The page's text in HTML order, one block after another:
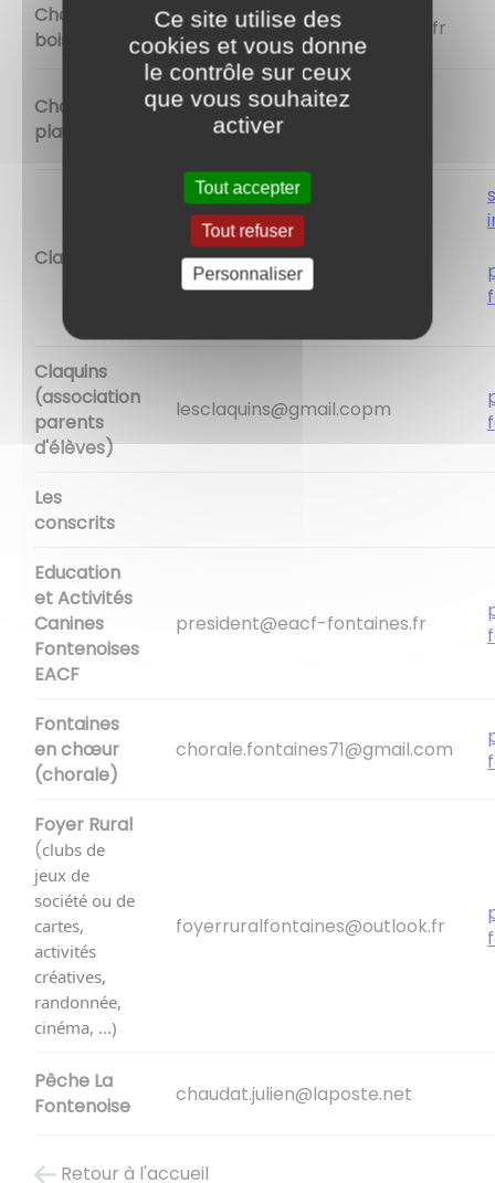
Chasse au
bois
christelle.amendola@orange.fr
Chasse en
plaine
Claq'motos claqmotos@gmail.com
Claquins
(association
parents
d'élèves)
lesclaquins@gmail.copm
Les
conscrits
Education
et Activités
Canines
Fontenoises
EACF
president@eacf-fontaines.fr
Fontaines
en chœur
(chorale)
chorale.fontaines71@gmail.com
Foyer Rural
(clubs de
jeux de
société ou de
cartes,
activités
créatives,
randonnée,
cinéma, ...)
foyerruralfontaines@outlook.fr
Pêche La
Fontenoise
chaudat.julien@laposte.net
Retour à l'accueil
Ce site utilise des
cookies et vous donne
le contrôle sur ceux
que vous souhaitez
activer
Tout accepter
Tout refuser
Personnaliser